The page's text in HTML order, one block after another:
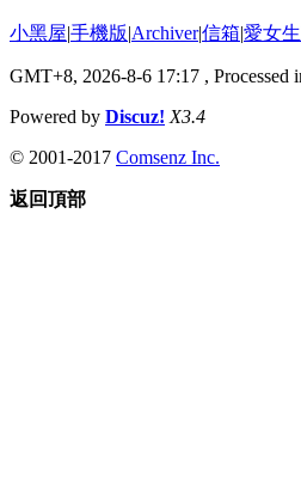
小黑屋|手機版|Archiver|信箱|愛女
GMT+8, 2026-8-6 17:17 , Processed
Powered by Discuz! X3.4
© 2001-2017 Comsenz Inc.
返回頂部